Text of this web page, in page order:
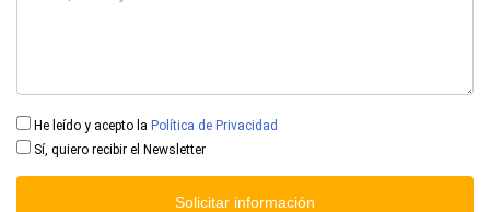
He leído y acepto la Política de Privacidad
Sí, quiero recibir el Newsletter
Solicitar información